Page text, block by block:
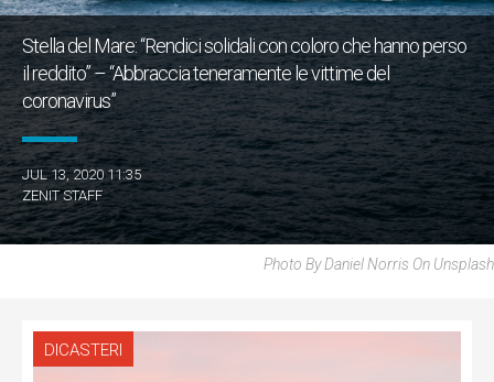
Stella del Mare: “Rendici solidali con coloro che hanno perso
il reddito” – “Abbraccia teneramente le vittime del
coronavirus”
JUL 13, 2020 11:35
ZENIT STAFF
Photo By Daniel Norris On Unsplash
DICASTERI